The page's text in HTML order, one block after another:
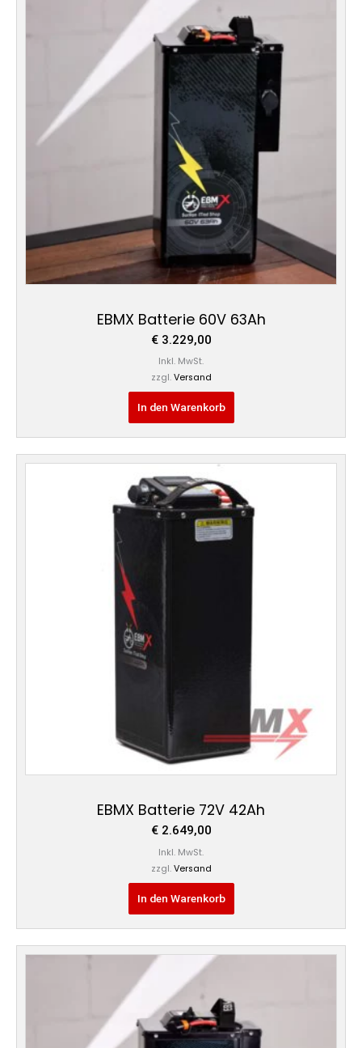
EBMX Batterie 60V 63Ah
€3.229,00
Inkl. MwSt.
zzgl. Versand
In den Warenkorb
EBMX Batterie 72V 42Ah
€2.649,00
Inkl. MwSt.
zzgl. Versand
In den Warenkorb